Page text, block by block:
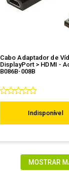
Cabo Adaptador de
DisplayPort > HDMI -
B086B-008B
Indisponível
MOSTRAR